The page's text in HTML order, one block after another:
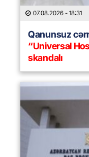
07.08.2026 - 18:31
Qanunsuz
“Universal
skandalı